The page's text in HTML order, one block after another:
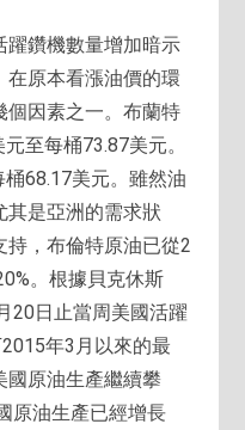
躍鑽機數量增加暗示
在原本看漲油價的環
個因素之一。布蘭特
至每桶73.87美元。
68.17美元。雖然油
其是亞洲的需求狀
持，布倫特原油已從2
。根據貝克休斯
20日止當周美國活躍
年3月以來的最
國原油生產繼續攀
原油生產已經增長